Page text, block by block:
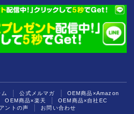
公式メルマガ
OEM商品×Amazon
OEM商品×楽天
OEM商品×自社EC
ントの声
お問い合わせ